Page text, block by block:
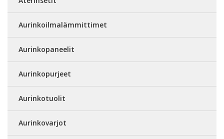
Aurinkoilmalämmittimet
Aurinkopaneelit
Aurinkopurjeet
Aurinkotuolit
Aurinkovarjot